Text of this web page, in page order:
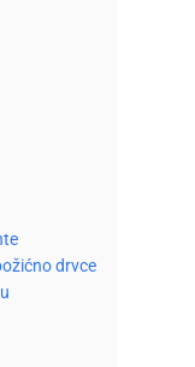
drvce